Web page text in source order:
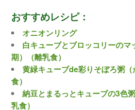
おすすめレシピ：
オニオンリング
白キューブとブロッコリーのマ
期）（離乳食）
黄緑キューブde彩りそぼろ粥
食）
納豆とまるっとキューブの3色
乳食）